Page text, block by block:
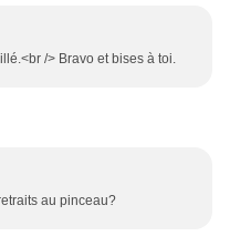
/> Bravo et bises à toi.
au pinceau?